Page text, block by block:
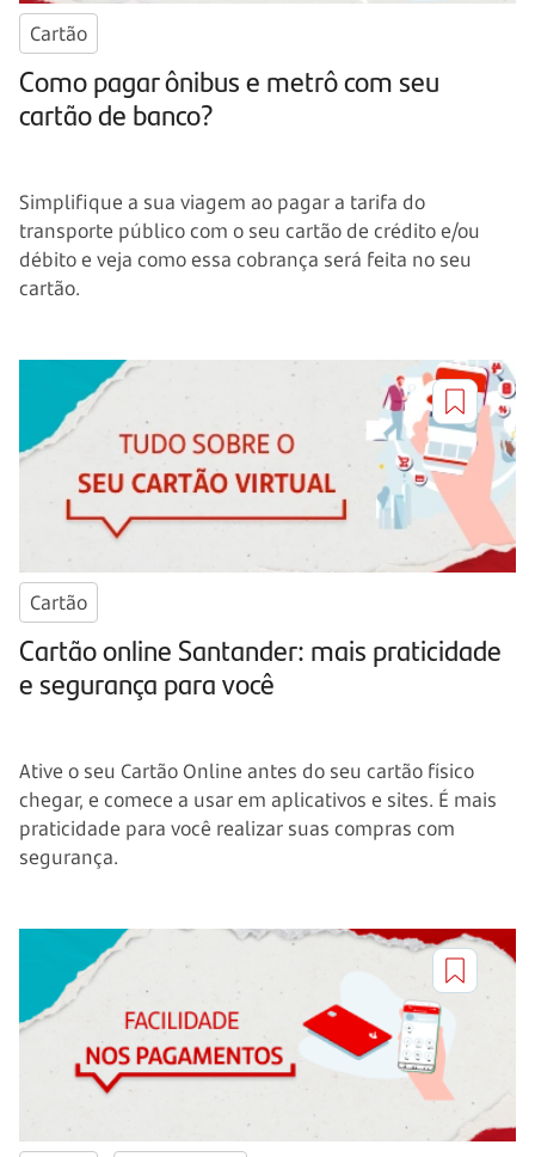
Cartão
Como pagar ônibus e metrô com seu
cartão de banco?
Simplifique a sua viagem ao pagar a tarifa do
transporte público com o seu cartão de crédito e/ou
débito e veja como essa cobrança será feita no seu
cartão.
Cartão
Cartão online Santander: mais praticidade
e segurança para você
Ative o seu Cartão Online antes do seu cartão físico
chegar, e comece a usar em aplicativos e sites. É mais
praticidade para você realizar suas compras com
segurança.